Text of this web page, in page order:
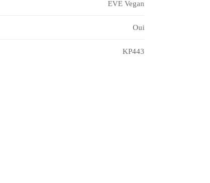
EVE Vegan
Oui
KP443